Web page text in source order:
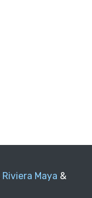
Riviera Maya &